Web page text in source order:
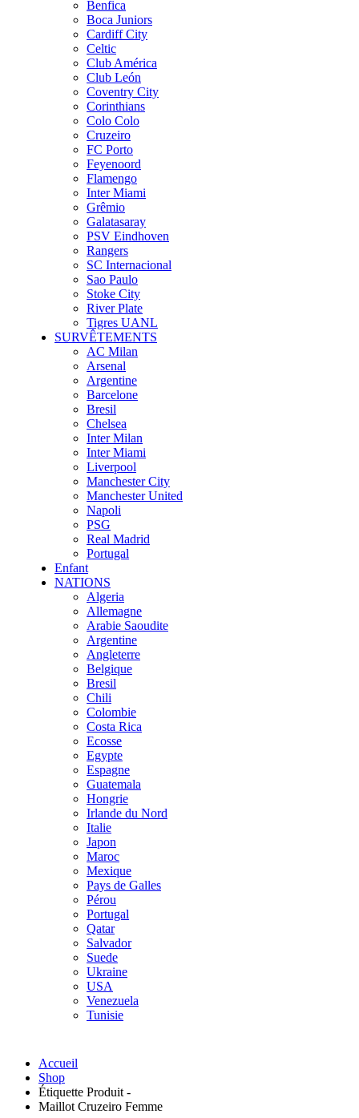
Benfica
Boca Juniors
Cardiff City
Celtic
Club América
Club León
Coventry City
Corinthians
Colo Colo
Cruzeiro
FC Porto
Feyenoord
Flamengo
Inter Miami
Grêmio
Galatasaray
PSV Eindhoven
Rangers
SC Internacional
Sao Paulo
Stoke City
River Plate
Tigres UANL
SURVÊTEMENTS
AC Milan
Arsenal
Argentine
Barcelone
Bresil
Chelsea
Inter Milan
Inter Miami
Liverpool
Manchester City
Manchester United
Napoli
PSG
Real Madrid
Portugal
Enfant
NATIONS
Algeria
Allemagne
Arabie Saoudite
Argentine
Angleterre
Belgique
Bresil
Chili
Colombie
Costa Rica
Ecosse
Egypte
Espagne
Guatemala
Hongrie
Irlande du Nord
Italie
Japon
Maroc
Mexique
Pays de Galles
Pérou
Portugal
Qatar
Salvador
Suede
Ukraine
USA
Venezuela
Tunisie
Accueil
Shop
Étiquette Produit -
Maillot Cruzeiro Femme